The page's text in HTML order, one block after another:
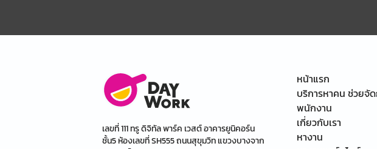
เลขที่ 111 ทรู ดิจิทัล พาร์ค เวสต์ อาคารยูนิคอร์น
ชั้น5 ห้องเลขที่ SH555 ถนนสุขุมวิท แขวงบางจาก
หน้าแรก
บริการหาคน ช่วยจั
พนักงาน
เกี่ยวกับเรา
หางาน